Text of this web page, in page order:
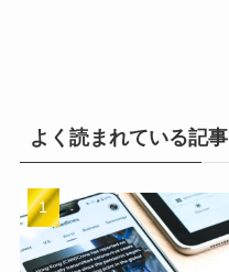
よく読まれている記事